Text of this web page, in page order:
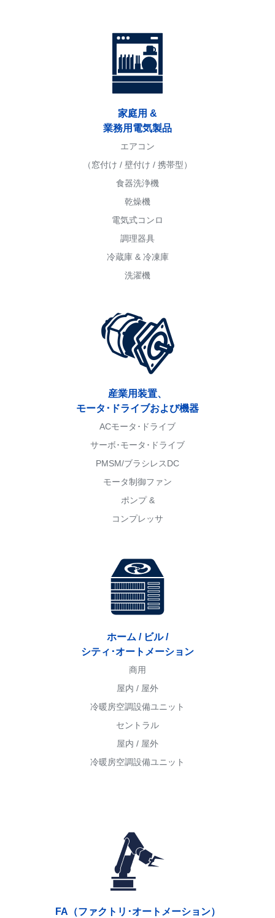
家庭用 &
業務用電気製品
エアコン
（窓付け / 壁付け / 携帯型）
食器洗浄機
乾燥機
電気式コンロ
調理器具
冷蔵庫 & 冷凍庫
洗濯機
産業用装置、
モータ･ドライブおよび機器
ACモータ･ドライブ
サーボ･モータ･ドライブ
PMSM/ブラシレスDC
モータ制御ファン
ポンプ &
コンプレッサ
ホーム / ビル /
シティ･オートメーション
商用
屋内 / 屋外
冷暖房空調設備ユニット
セントラル
屋内 / 屋外
冷暖房空調設備ユニット
FA（ファクトリ･オートメーション）